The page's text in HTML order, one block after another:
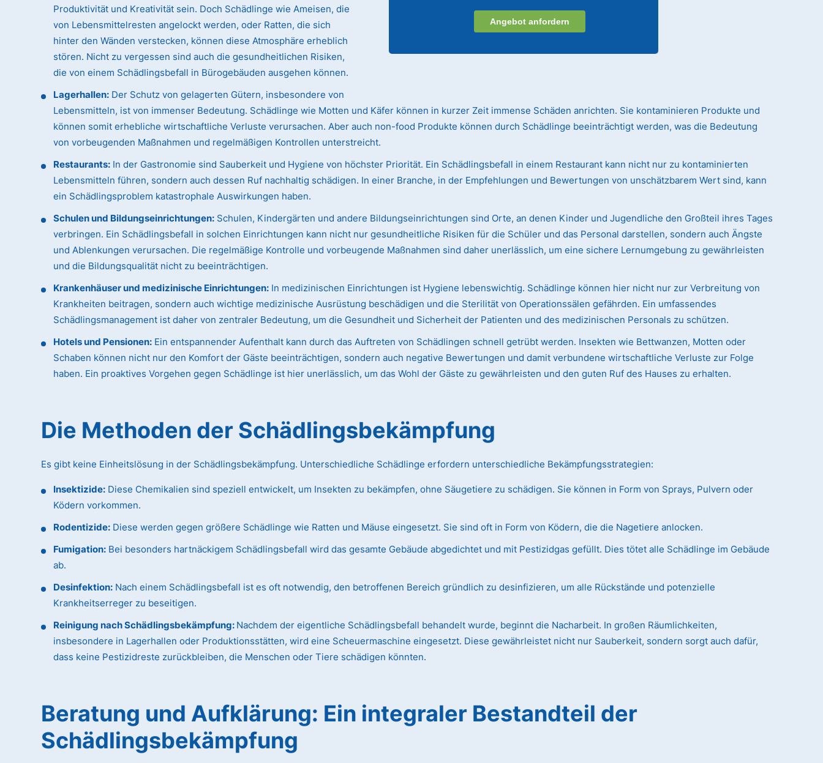
Angebot anfordern
Produktivität und Kreativität sein. Doch Schädlinge wie Ameisen, die
von Lebensmittelresten angelockt werden, oder Ratten, die sich
hinter den Wänden verstecken, können diese Atmosphäre erheblich
stören. Nicht zu vergessen sind auch die gesundheitlichen Risiken,
die von einem Schädlingsbefall in Bürogebäuden ausgehen können.
Lagerhallen: Der Schutz von gelagerten Gütern, insbesondere von
Lebensmitteln, ist von immenser Bedeutung. Schädlinge wie Motten und Käfer können in kurzer Zeit immense Schäden anrichten. Sie kontaminieren Produkte und
können somit erhebliche wirtschaftliche Verluste verursachen. Aber auch non-food Produkte können durch Schädlinge beeinträchtigt werden, was die Bedeutung
von vorbeugenden Maßnahmen und regelmäßigen Kontrollen unterstreicht.
Restaurants: In der Gastronomie sind Sauberkeit und Hygiene von höchster Priorität. Ein Schädlingsbefall in einem Restaurant kann nicht nur zu kontaminierten
Lebensmitteln führen, sondern auch dessen Ruf nachhaltig schädigen. In einer Branche, in der Empfehlungen und Bewertungen von unschätzbarem Wert sind, kann
ein Schädlingsproblem katastrophale Auswirkungen haben.
Schulen und Bildungseinrichtungen: Schulen, Kindergärten und andere Bildungseinrichtungen sind Orte, an denen Kinder und Jugendliche den Großteil ihres Tages
verbringen. Ein Schädlingsbefall in solchen Einrichtungen kann nicht nur gesundheitliche Risiken für die Schüler und das Personal darstellen, sondern auch Ängste
und Ablenkungen verursachen. Die regelmäßige Kontrolle und vorbeugende Maßnahmen sind daher unerlässlich, um eine sichere Lernumgebung zu gewährleisten
und die Bildungsqualität nicht zu beeinträchtigen.
Krankenhäuser und medizinische Einrichtungen: In medizinischen Einrichtungen ist Hygiene lebenswichtig. Schädlinge können hier nicht nur zur Verbreitung von
Krankheiten beitragen, sondern auch wichtige medizinische Ausrüstung beschädigen und die Sterilität von Operationssälen gefährden. Ein umfassendes
Schädlingsmanagement ist daher von zentraler Bedeutung, um die Gesundheit und Sicherheit der Patienten und des medizinischen Personals zu schützen.
Hotels und Pensionen: Ein entspannender Aufenthalt kann durch das Auftreten von Schädlingen schnell getrübt werden. Insekten wie Bettwanzen, Motten oder
Schaben können nicht nur den Komfort der Gäste beeinträchtigen, sondern auch negative Bewertungen und damit verbundene wirtschaftliche Verluste zur Folge
haben. Ein proaktives Vorgehen gegen Schädlinge ist hier unerlässlich, um das Wohl der Gäste zu gewährleisten und den guten Ruf des Hauses zu erhalten.
Die Methoden der Schädlingsbekämpfung
Es gibt keine Einheitslösung in der Schädlingsbekämpfung. Unterschiedliche Schädlinge erfordern unterschiedliche Bekämpfungsstrategien:
Insektizide: Diese Chemikalien sind speziell entwickelt, um Insekten zu bekämpfen, ohne Säugetiere zu schädigen. Sie können in Form von Sprays, Pulvern oder
Ködern vorkommen.
Rodentizide: Diese werden gegen größere Schädlinge wie Ratten und Mäuse eingesetzt. Sie sind oft in Form von Ködern, die die Nagetiere anlocken.
Fumigation: Bei besonders hartnäckigem Schädlingsbefall wird das gesamte Gebäude abgedichtet und mit Pestizidgas gefüllt. Dies tötet alle Schädlinge im Gebäude
ab.
Desinfektion: Nach einem Schädlingsbefall ist es oft notwendig, den betroffenen Bereich gründlich zu desinfizieren, um alle Rückstände und potenzielle
Krankheitserreger zu beseitigen.
Reinigung nach Schädlingsbekämpfung: Nachdem der eigentliche Schädlingsbefall behandelt wurde, beginnt die Nacharbeit. In großen Räumlichkeiten,
insbesondere in Lagerhallen oder Produktionsstätten, wird eine Scheuermaschine eingesetzt. Diese gewährleistet nicht nur Sauberkeit, sondern sorgt auch dafür,
dass keine Pestizidreste zurückbleiben, die Menschen oder Tiere schädigen könnten.
Beratung und Aufklärung: Ein integraler Bestandteil der
Schädlingsbekämpfung